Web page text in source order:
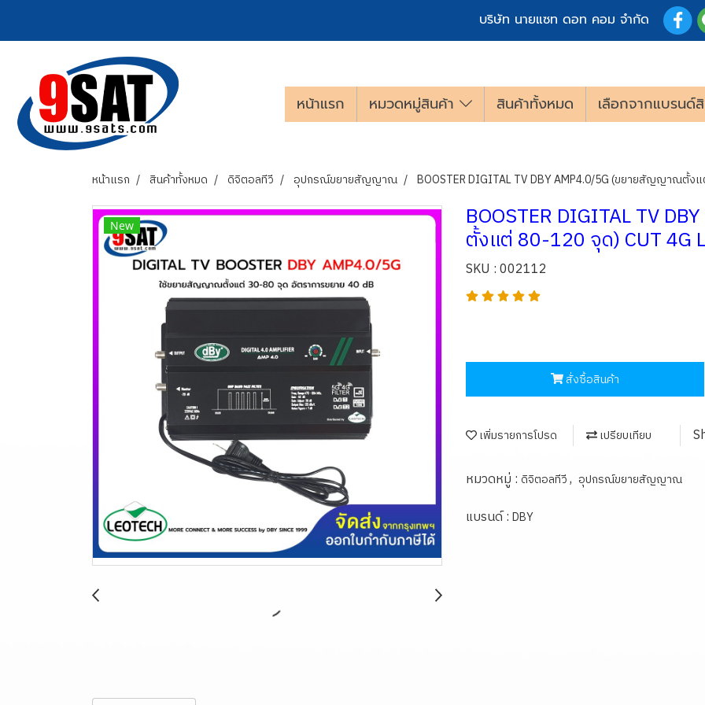
บริษัท นายแซท ดอท คอม จำกัด
หน้าแรก หมวดหมู่สินค้า สินค้าทั้งหมด เลือกจากแบรนด์
หน้าแรก สินค้าทั้งหมด ดิจิตอลทีวี อุปกรณ์ขยายสัญญาณ BOOSTER DIGITAL TV DBY AMP4.0/5G (ขยายสัญญาณตั้งแ
New BOOSTER DIGITAL TV
ตั้งแต่ 80-120 จุด) CUT 4G
SKU : 002112
สั่งซื้อสินค้า
เพิ่มรายการโปรด เปรียบเทียบ
หมวดหมู่ : ดิจิตอลทีวี, อุปกรณ์ขยายสัญญาณ
แบรนด์ : DBY